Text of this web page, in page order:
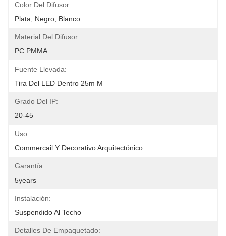
Color Del Difusor:
Plata, Negro, Blanco
Material Del Difusor:
PC PMMA
Fuente Llevada:
Tira Del LED Dentro 25m M
Grado Del IP:
20-45
Uso:
Commercail Y Decorativo Arquitectónico
Garantía:
5years
Instalación:
Suspendido Al Techo
Detalles De Empaquetado: